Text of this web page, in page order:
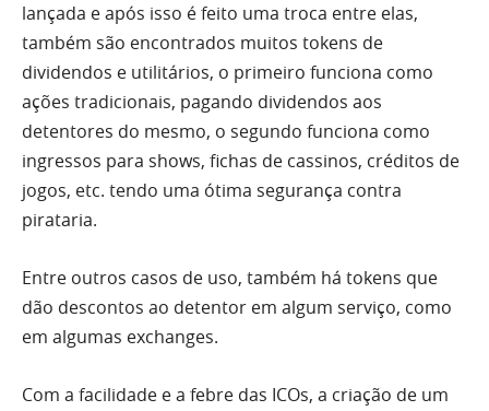
lançada e após isso é feito uma troca entre elas,
também são encontrados muitos tokens de
dividendos e utilitários, o primeiro funciona como
ações tradicionais, pagando dividendos aos
detentores do mesmo, o segundo funciona como
ingressos para shows, fichas de cassinos, créditos de
jogos, etc. tendo uma ótima segurança contra
pirataria.
Entre outros casos de uso, também há tokens que
dão descontos ao detentor em algum serviço, como
em algumas exchanges.
Com a facilidade e a febre das ICOs, a criação de um